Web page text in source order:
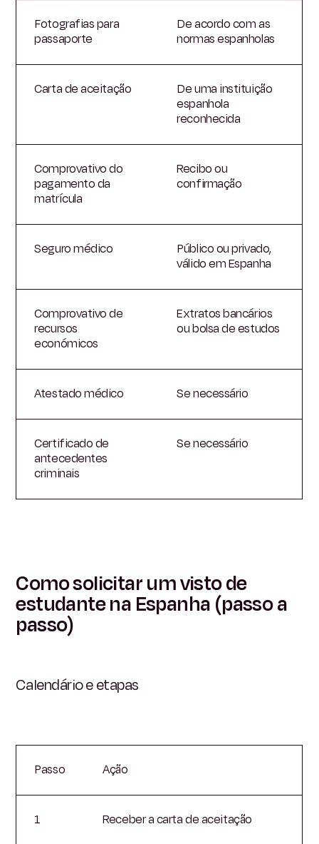
Fotografias para
passaporte
De acordo com as
normas espanholas
Carta de aceitação
De uma instituição
espanhola
reconhecida
Comprovativo do
pagamento da
matrícula
Recibo ou
confirmação
Seguro médico
Público ou privado,
válido em Espanha
Comprovativo de
recursos
económicos
Extratos bancários
ou bolsa de estudos
Atestado médico Se necessário
Certificado de
antecedentes
criminais
Se necessário
Como solicitar um visto de
estudante na Espanha (passo a
passo)
Calendário e etapas
Passo Ação
1 Receber a carta de aceitação